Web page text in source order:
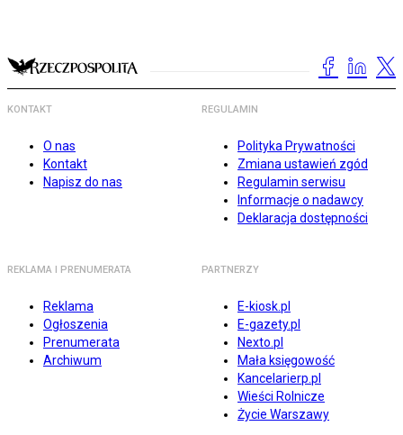
KONTAKT
O nas
Kontakt
Napisz do nas
REGULAMIN
Polityka Prywatności
Zmiana ustawień zgód
Regulamin serwisu
Informacje o nadawcy
Deklaracja dostępności
REKLAMA I PRENUMERATA
Reklama
Ogłoszenia
Prenumerata
Archiwum
PARTNERZY
E-kiosk.pl
E-gazety.pl
Nexto.pl
Mała księgowość
Kancelarierp.pl
Wieści Rolnicze
Życie Warszawy